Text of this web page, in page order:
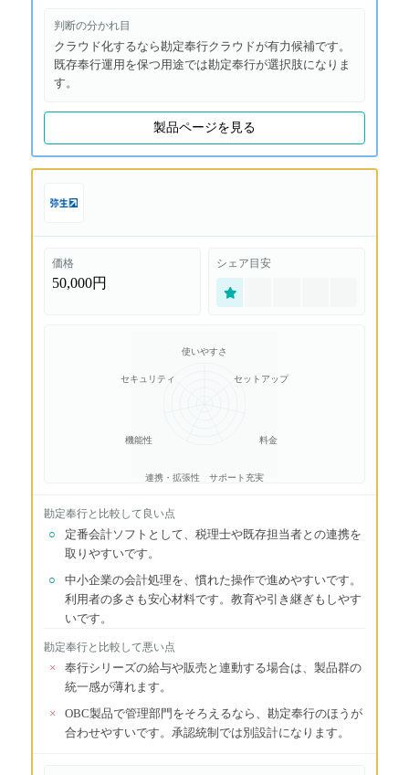
判断の分かれ目
クラウド化するなら勘定奉行クラウドが有力候補です。
既存奉行運用を保つ用途では勘定奉行が選択肢になりま
す。
製品ページを見る
価格
50,000円
シェア目安
使いやすさ
セットアップ
料金
サポート充実
連携・拡張性
機能性
セキュリティ
勘定奉行と比較して良い点
○
定番会計ソフトとして、税理士や既存担当者との連携を
取りやすいです。
○
中小企業の会計処理を、慣れた操作で進めやすいです。
利用者の多さも安心材料です。教育や引き継ぎもしやす
いです。
勘定奉行と比較して悪い点
×
奉行シリーズの給与や販売と連動する場合は、製品群の
統一感が薄れます。
×
OBC製品で管理部門をそろえるなら、勘定奉行のほうが
合わせやすいです。承認統制では別設計になります。